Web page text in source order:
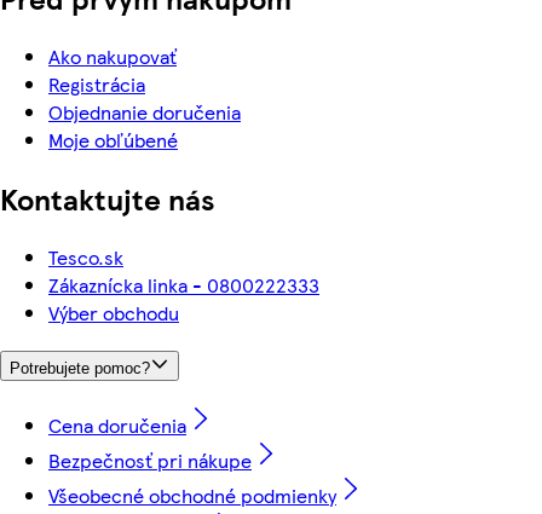
Ako nakupovať
Registrácia
Objednanie doručenia
Moje obľúbené
Kontaktujte nás
Tesco.sk
Zákaznícka linka - 0800222333
Výber obchodu
Potrebujete pomoc?
Cena doručenia
Bezpečnosť pri nákupe
Všeobecné obchodné podmienky